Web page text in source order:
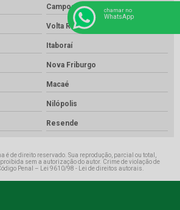
Campos dos Goytacazes
Volta Redonda
Itaboraí
Nova Friburgo
Macaé
Nilópolis
Resende
é de direito reservado. Sua reprodução, parcial ou total,
sem a autorização do autor. Crime de violação de
Penal –
Lei 9610/98 - Lei de direitos autorais
chamar no
WhatsApp